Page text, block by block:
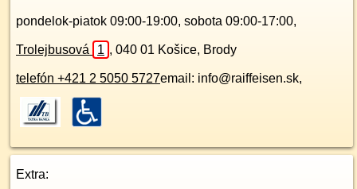
pondelok-piatok 09:00-19:00, sobota 09:00-17:00,
Trolejbusová 1 , 040 01 Košice, Brody
telefón +421 2 5050 5727email: info@raiffeisen.sk,
Extra: